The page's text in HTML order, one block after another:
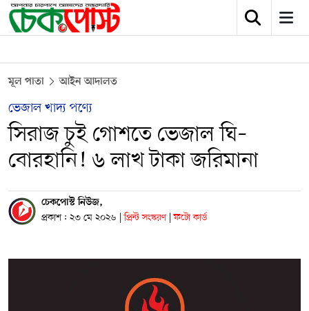
মূল পাতা আইন আদালত
ভেজাল খাদ্য পণ্যে
সিরাজ চুই গোশতে ভেজাল ঘি–
বোরহানি! ৬ লাখ টাকা জরিমানা
চেকপোস্ট নিউজ,
প্রকাশ : ২৩ মে ২০২৬ | প্রিন্ট সংস্করণ | ফটো কার্ড